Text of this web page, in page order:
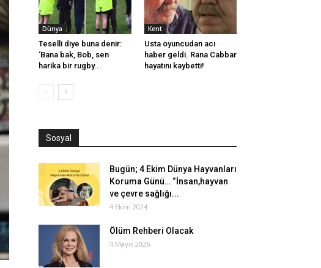
Dünya
Teselli diye buna denir:
‘Bana bak, Bob, sen
harika bir rugby...
Kent
Usta oyuncudan acı
haber geldi. Rana Cabbar
hayatını kaybetti!
Sosyal
Bugün; 4 Ekim Dünya Hayvanları
Koruma Günü… “İnsan,hayvan
ve çevre sağlığı...
4 Ekim 2024
Ölüm Rehberi Olacak
4 Mayıs 2026